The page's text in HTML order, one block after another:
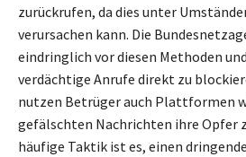
zurückrufen, da dies unter
verursachen kann. Die
eindringlich vor diesen Methoden
verdächtige Anrufe direkt zu
nutzen Betrüger auch Plattformen
gefälschten Nachrichten ihre Opfer
häufige Taktik ist es, einen